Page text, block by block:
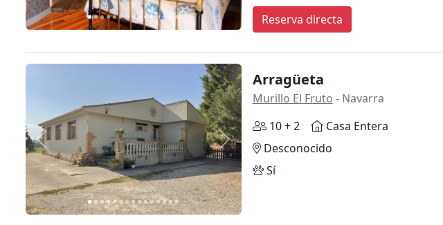
Reserva directa
Anterior Siguiente
Arragüeta
Murillo El Fruto - Navarra
10 + 2
Casa Entera
Desconocido
Sí